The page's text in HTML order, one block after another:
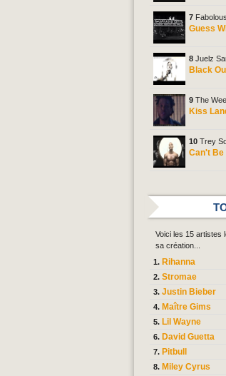
7
Guess
8 Juelz
Black
9 The
Kiss
10 Trey
Can't Be
Voici les 15 artistes
sa création...
Rihanna
Stromae
Justin Bieber
Maître Gims
Lil Wayne
David Guetta
Pitbull
Miley Cyrus